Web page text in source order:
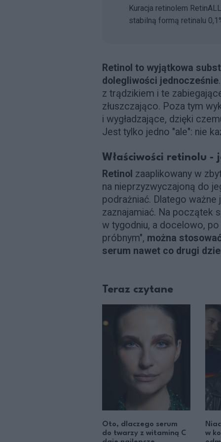
Kuracja retinolem
stabilną formą retinalu
Retinol to wyjątkowa
dolegliwości jednocześnie
z trądzikiem i te
złuszczająco. Poza tym
i wygładzające, dzięki
Jest tylko jedno "ale": nie
Właściwości retinolu -
Retinol zaaplikowany w
na nieprzyzwyczajoną do
podrażniać. Dlatego
zaznajamiać. Na początek
w tygodniu, a docelowo,
próbnym", można
serum nawet co drugi
Teraz czytane
Oto, dlaczego serum
do twarzy z witaminą C
w